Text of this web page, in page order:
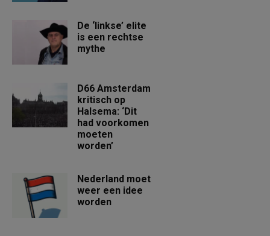
De ‘linkse’ elite
is een rechtse
mythe
D66 Amsterdam
kritisch op
Halsema: ‘Dit
had voorkomen
moeten
worden’
Nederland moet
weer een idee
worden